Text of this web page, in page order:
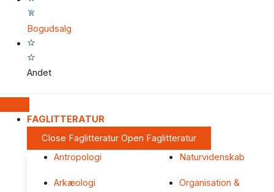
Bogudsalg
Andet
FAGLITTERATUR
Close Faglitteratur Open Faglitteratur
Antropologi
Arkæologi
Naturvidenskab
Organisation &